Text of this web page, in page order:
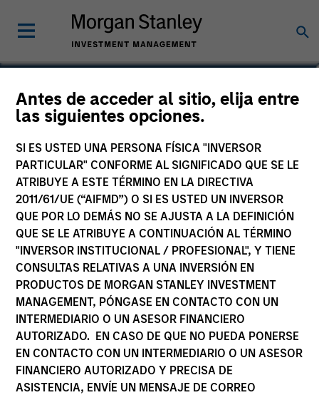
Antes de acceder al sitio, elija entre
las siguientes opciones.
SI ES USTED UNA PERSONA FÍSICA "INVERSOR
PARTICULAR" CONFORME AL SIGNIFICADO QUE SE LE
ATRIBUYE A ESTE TÉRMINO EN LA DIRECTIVA
2011/61/UE (“AIFMD”) O SI ES USTED UN INVERSOR
QUE POR LO DEMÁS NO SE AJUSTA A LA DEFINICIÓN
QUE SE LE ATRIBUYE A CONTINUACIÓN AL TÉRMINO
"INVERSOR INSTITUCIONAL / PROFESIONAL", Y TIENE
CONSULTAS RELATIVAS A UNA INVERSIÓN EN
PRODUCTOS DE MORGAN STANLEY INVESTMENT
MANAGEMENT, PÓNGASE EN CONTACTO CON UN
INTERMEDIARIO O UN ASESOR FINANCIERO
AUTORIZADO. EN CASO DE QUE NO PUEDA PONERSE
EN CONTACTO CON UN INTERMEDIARIO O UN ASESOR
FINANCIERO AUTORIZADO Y PRECISA DE
ASISTENCIA, ENVÍE UN MENSAJE DE CORREO
Katarina Bridova
Executive Director